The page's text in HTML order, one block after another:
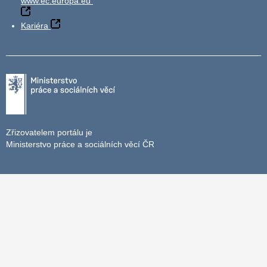
Kariéra
Zřizovatelem portálu je
Ministerstvo práce a sociálních věcí ČR